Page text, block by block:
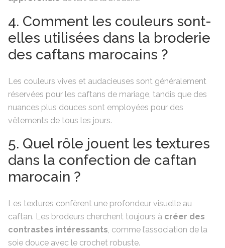
4. Comment les couleurs sont-
elles utilisées dans la broderie
des caftans marocains ?
Les couleurs vives et audacieuses sont généralement
réservées pour les caftans de mariage, tandis que des
nuances plus douces sont employées pour des
vêtements de tous les jours.
5. Quel rôle jouent les textures
dans la confection de caftan
marocain ?
Les textures confèrent une profondeur visuelle au
caftan. Les brodeurs cherchent toujours à créer des
contrastes intéressants, comme l’association de la
soie douce avec le crochet robuste.